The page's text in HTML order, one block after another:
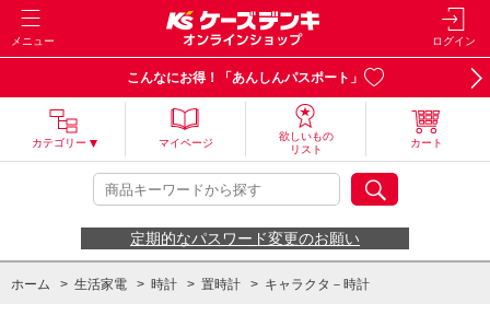
メニュー ログイン
こんなにお得！「あんしんパスポート」
カテゴリー マイページ
欲しいもの
リスト
カート
定期的なパスワード変更のお願い
ホーム > 生活家電 > 時計 > 置時計 > キャラクタ－時計